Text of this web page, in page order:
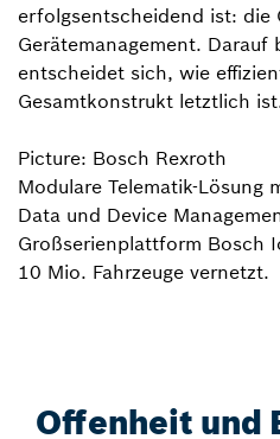
erfolgsentscheidend ist: die
Gerätemanagement. Darauf
entscheidet sich, wie
Gesamtkonstrukt letztlich
Picture: Bosch Rexroth
Modulare Telematik-Lösung
Data und Device
Großserienplattform Bosch
10 Mio. Fahrzeuge vernetzt.
Offenheit und